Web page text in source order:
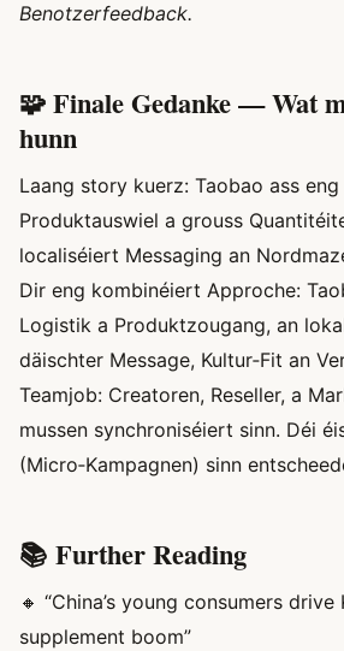
Benotzerfeedback.
🧩 Finale Gedanke — Wat
hunn
Laang story kuerz: Taobao ass
Produktauswiel a grouss
localiséiert Messaging an
Dir eng kombinéiert Approche:
Logistik a Produktzougang, an
däischter Message, Kultur‑Fit an
Teamjob: Creatoren, Reseller, a
mussen synchroniséiert sinn. Déi
(Micro‑Kampagnen) sinn
📚 Further Reading
🔸 “China’s young consumers
supplement boom”